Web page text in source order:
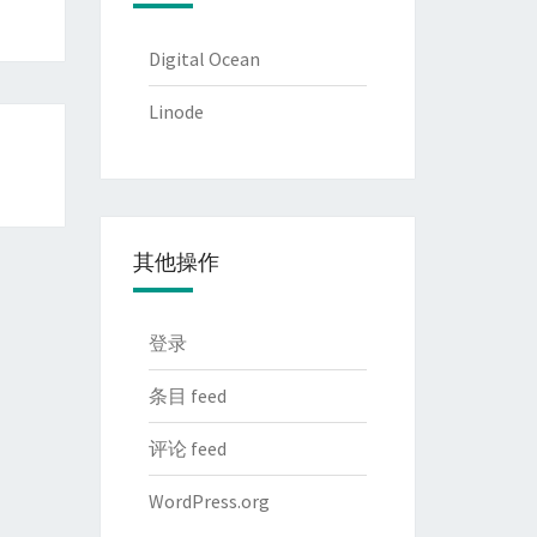
Digital Ocean
Linode
其他操作
登录
条目 feed
评论 feed
WordPress.org